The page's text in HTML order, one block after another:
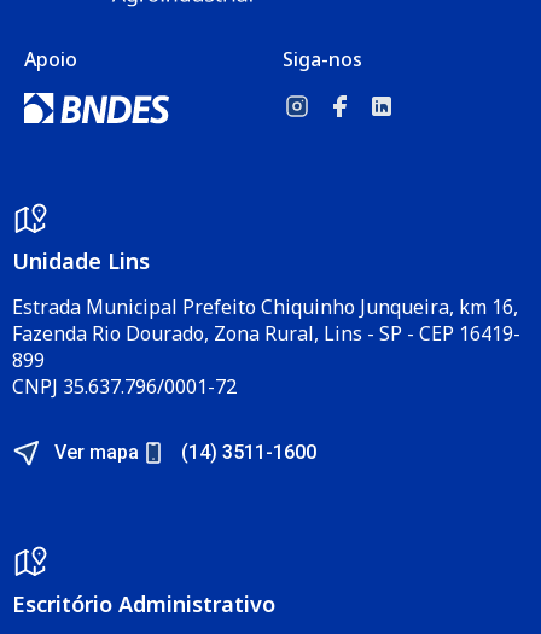
Apoio Siga-nos
Unidade Lins
Estrada Municipal Prefeito Chiquinho Junqueira, km 16,
Fazenda Rio Dourado, Zona Rural, Lins - SP - CEP 16419-
899
CNPJ 35.637.796/0001-72
Ver mapa (14) 3511-1600
Escritório Administrativo​